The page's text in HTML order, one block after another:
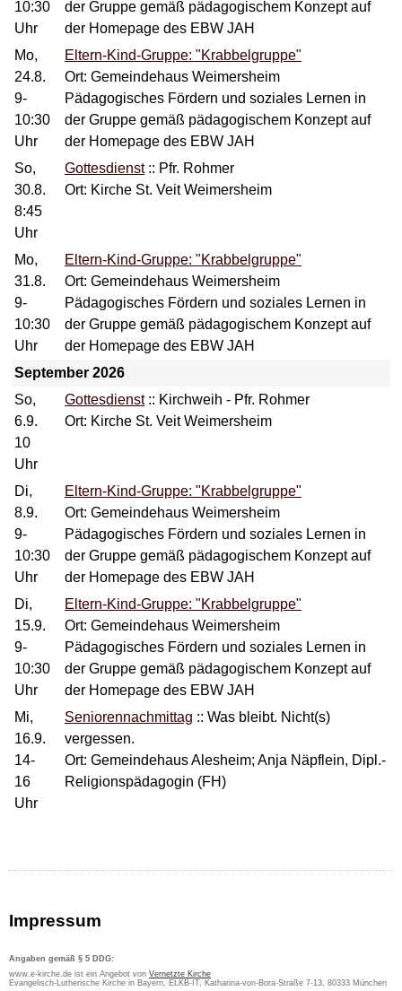
10:30
Uhr
der Gruppe gemäß pädagogischem Konzept auf
der Homepage des EBW JAH
Mo,
24.8.
9-
10:30
Uhr
Eltern-Kind-Gruppe: "Krabbelgruppe"
Ort: Gemeindehaus Weimersheim
Pädagogisches Fördern und soziales Lernen in
der Gruppe gemäß pädagogischem Konzept auf
der Homepage des EBW JAH
So,
30.8.
8:45
Uhr
Gottesdienst:: Pfr. Rohmer
Ort: Kirche St. Veit Weimersheim
Mo,
31.8.
9-
10:30
Uhr
Eltern-Kind-Gruppe: "Krabbelgruppe"
Ort: Gemeindehaus Weimersheim
Pädagogisches Fördern und soziales Lernen in
der Gruppe gemäß pädagogischem Konzept auf
der Homepage des EBW JAH
September 2026
So,
6.9.
10
Uhr
Gottesdienst:: Kirchweih - Pfr. Rohmer
Ort: Kirche St. Veit Weimersheim
Di,
8.9.
9-
10:30
Uhr
Eltern-Kind-Gruppe: "Krabbelgruppe"
Ort: Gemeindehaus Weimersheim
Pädagogisches Fördern und soziales Lernen in
der Gruppe gemäß pädagogischem Konzept auf
der Homepage des EBW JAH
Di,
15.9.
9-
10:30
Uhr
Eltern-Kind-Gruppe: "Krabbelgruppe"
Ort: Gemeindehaus Weimersheim
Pädagogisches Fördern und soziales Lernen in
der Gruppe gemäß pädagogischem Konzept auf
der Homepage des EBW JAH
Mi,
16.9.
14-
16
Uhr
Seniorennachmittag :: Was bleibt. Nicht(s)
vergessen.
Ort: Gemeindehaus Alesheim; Anja Näpflein, Dipl.-
Religionspädagogin (FH)
Impressum
Angaben gemäß § 5 DDG:
www.e-kirche.de ist ein Angebot von Vernetzte Kirche
Evangelisch-Lutherische Kirche in Bayern, ELKB-IT, Katharina-von-Bora-Straße 7-13, 80333 München